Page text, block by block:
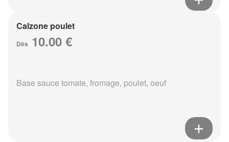
Calzone poulet
Dès 10.00 €
Base sauce tomate, fromage, poulet, oeuf